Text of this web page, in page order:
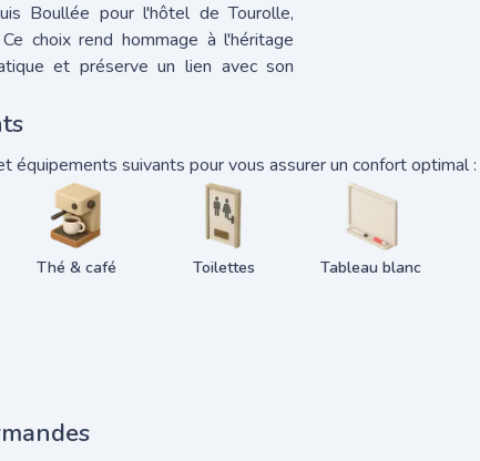
Boullée pour l'hôtel de Tourolle,
choix rend hommage à l'héritage
et préserve un lien avec son
équipements suivants pour vous assurer un confort optimal :
Thé & café Toilettes Tableau blanc